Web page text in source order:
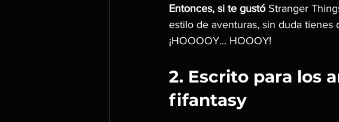
Entonces, si te gustó Stranger
estilo de aventuras, sin duda
¡HOOOOY... HOOOY!
2. Escrito para los
fifantasy